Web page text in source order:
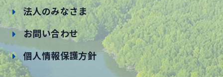
法人のみなさま
お問い合わせ
個人情報保護方針